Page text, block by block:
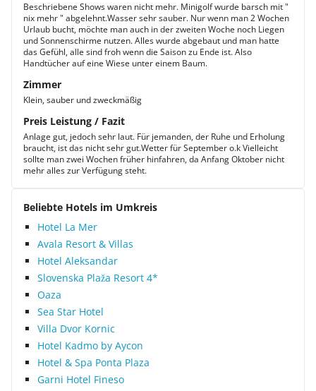
Beschriebene Shows waren nicht mehr. Minigolf wurde barsch mit "
nix mehr " abgelehnt.Wasser sehr sauber. Nur wenn man 2 Wochen
Urlaub bucht, möchte man auch in der zweiten Woche noch Liegen
und Sonnenschirme nutzen. Alles wurde abgebaut und man hatte
das Gefühl, alle sind froh wenn die Saison zu Ende ist. Also
Handtücher auf eine Wiese unter einem Baum.
Zimmer
Klein, sauber und zweckmäßig
Preis Leistung / Fazit
Anlage gut, jedoch sehr laut. Für jemanden, der Ruhe und Erholung
braucht, ist das nicht sehr gut.Wetter für September o.k Vielleicht
sollte man zwei Wochen früher hinfahren, da Anfang Oktober nicht
mehr alles zur Verfügung steht.
Beliebte Hotels im Umkreis
Hotel La Mer
Avala Resort & Villas
Hotel Aleksandar
Slovenska Plaža Resort 4*
Oaza
Sea Star Hotel
Villa Dvor Kornic
Hotel Kadmo by Aycon
Hotel & Spa Ponta Plaza
Garni Hotel Fineso